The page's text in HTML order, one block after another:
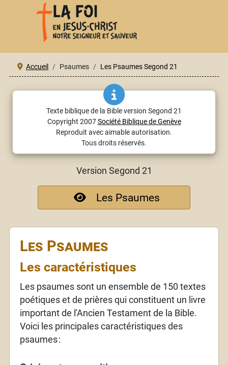
Accueil Psaumes Les Psaumes Segond 21
Texte biblique de la Bible version Segond 21
Copyright 2007Société Biblique de Genève
Reproduit avec aimable autorisation.
Tous droits réservés.
Version Segond 21
Les Psaumes
Les Psaumes
Les caractéristiques
Les psaumes sont un ensemble de 150 textes
poétiques et de prières qui constituent un livre
important de l'Ancien Testament de la Bible.
Voici les principales caractéristiques des
psaumes: